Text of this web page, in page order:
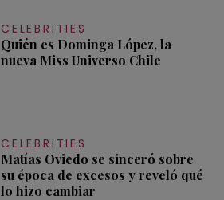
CELEBRITIES
Quién es Dominga López, la
nueva Miss Universo Chile
CELEBRITIES
Matías Oviedo se sinceró sobre
su época de excesos y reveló qué
lo hizo cambiar